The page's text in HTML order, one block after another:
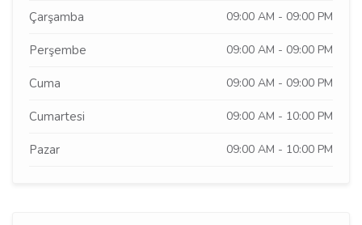
Çarşamba 09:00 AM - 09:00 PM
Perşembe 09:00 AM - 09:00 PM
Cuma 09:00 AM - 09:00 PM
Cumartesi 09:00 AM - 10:00 PM
Pazar 09:00 AM - 10:00 PM